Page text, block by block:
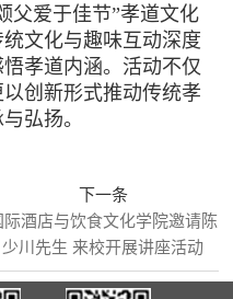
爱于佳节”孝道文化
文化与趣味互动深度
孝道内涵。活动不仅
创新形式推动传统孝
弘扬。
下一条
际酒店与饮食文化学院邀请陈
少川先生 来校开展讲座活动